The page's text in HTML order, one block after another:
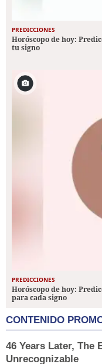
PREDICCIONES
Horóscopo de hoy:
tu signo
PREDICCIONES
Horóscopo de hoy:
para cada signo
CONTENIDO
46 Years Later, The
Unrecognizable